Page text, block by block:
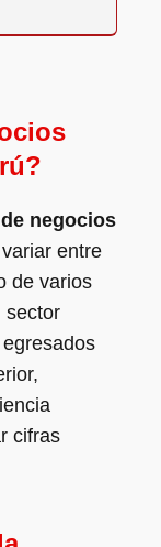
negocios
entre
de varios
sector
cifras